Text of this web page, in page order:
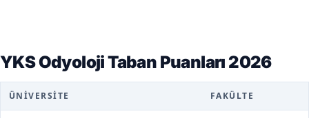
YKS Odyoloji Taban Puanları 2026
ÜNIVERSITE FAKÜLTE